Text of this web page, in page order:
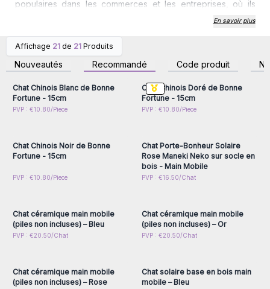
populaires dans les commerces et les entreprises, où ils
sont considérés comme un talisman pour attirer les clients et
Nos chats chinois fonctionnent à l'aide de piles AA ou AAA
dispose pas de couvercle et ne comporte pas de bouton
marche/arrêt, car le mécanisme est conçu pour fonctionner
en continu, offrant ainsi une attraction constante de la
chance et de la richesse.
entreprise !
En savoir plus
Affichage 21 de 21 Produits
Nouveautés Recommandé Code produit
Connectez-vous ou
inscrivez-vous pour
accéder aux prix de gros
Chat Chinois Blanc de Bonne
Fortune - 15cm
PVP : €10.80/Piece
inscrivez-vous pour
accéder aux prix de gros
Chat Chinois Doré de Bonne
Fortune - 15cm
PVP : €10.80/Piece
Connectez-vous ou
Chat Chinois Noir de Bonne
Fortune - 15cm
PVP : €10.80/Piece
Connectez-vous ou
Chat Porte-Bonheur Solaire
Rose Maneki Neko sur socle en
bois - Main Mobile
PVP : €16.50/Chat
Connectez-vous ou
Chat céramique main mobile
(piles non incluses) – Bleu
PVP : €20.50/Chat
Connectez-vous ou
Chat céramique main mobile
(piles non incluses) – Or
PVP : €20.50/Chat
Connectez-vous ou
Chat céramique main mobile
(piles non incluses) – Rose
Connectez-vous ou
Chat solaire base en bois main
mobile – Bleu